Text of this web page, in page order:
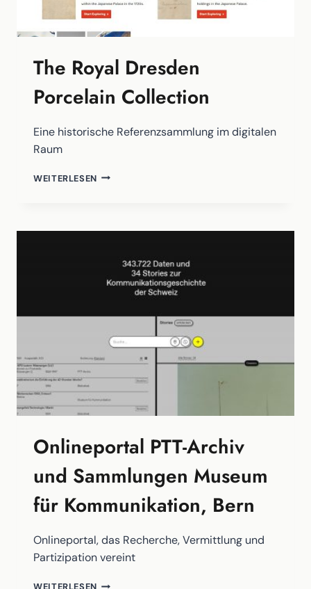
The Royal Dresden
Porcelain Collection
Eine historische Referenzsammlung im digitalen
Raum
WEITERLESEN THE
COLLECTION
Onlineportal PTT-Archiv
und Sammlungen Museum
für Kommunikation, Bern
Onlineportal, das Recherche, Vermittlung und
Partizipation vereint
ONLINEPORTAL